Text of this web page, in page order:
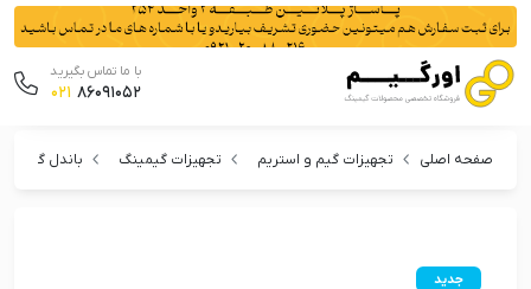
با ما تماس بگیرید
021 86091052
صفحه اصلی تجهیزات گیم و استریم تجهیزات گیمینگ باندل
جدید